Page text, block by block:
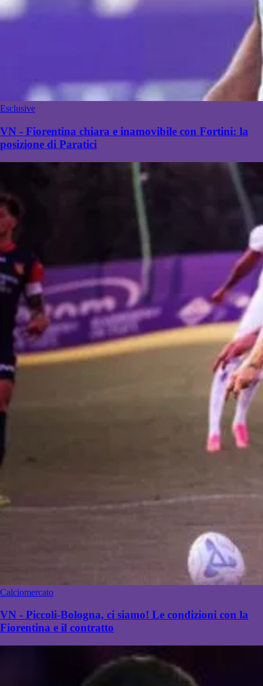
Esclusive
VN - Fiorentina chiara e inamovibile con Fortini: la
posizione di Paratici
Calciomercato
VN - Piccoli-Bologna, ci siamo! Le condizioni con la
Fiorentina e il contratto